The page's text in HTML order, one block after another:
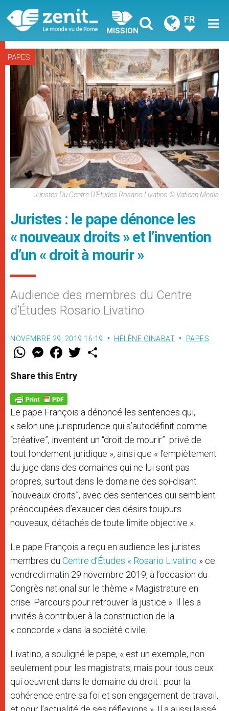
MISSION
FR
PAPES
Juristes Du Centre D’Études Rosario Livatino © Vatican Media
Juristes : le pape dénonce les
« nouveaux droits » et l’invention
d’un « droit à mourir »
Audience des membres du Centre
d’Études Rosario Livatino
NOVEMBRE 29, 2019 16:19 HÉLÈNE GINABAT PAPES
W
t
s
p
p
M
e
s
e
g
e
r
F
a
e
b
o
k
w
Share this Entry
Le pape François a dénoncé les sentences qui,
« selon une jurisprudence qui s’autodéfinit comme
“créative”, inventent un “droit de mourir” privé de
tout fondement juridique », ainsi que « l’empiètement
du juge dans des domaines qui ne lui sont pas
propres, surtout dans le domaine des soi-disant
“nouveaux droits”, avec des sentences qui semblent
préoccupées d’exaucer des désirs toujours
nouveaux, détachés de toute limite objective ».
Le pape François a reçu en audience les juristes
membres du Centre d’Études « Rosario Livatino » ce
vendredi matin 29 novembre 2019, à l’occasion du
Congrès national sur le thème « Magistrature en
crise. Parcours pour retrouver la justice ». Il les a
invités à contribuer à la construction de la
« concorde » dans la société civile.
Livatino, a souligné le pape, « est un exemple, non
seulement pour les magistrats, mais pour tous ceux
qui oeuvrent dans le domaine du droit : pour la
cohérence entre sa foi et son engagement de travail,